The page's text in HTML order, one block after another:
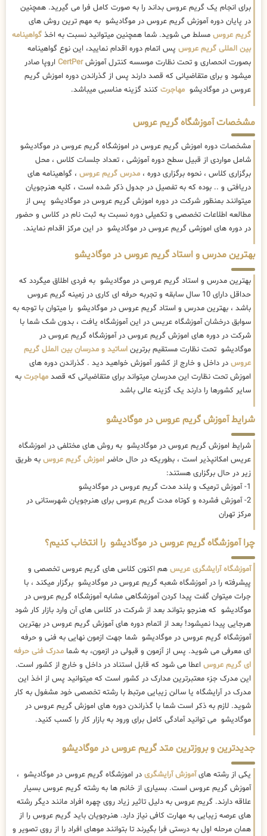
برای انجام یک گریم عروس بداند را به صورت کامل فرا می گیرید. همچنین
در پایان دوره آموزش گریم عروس در موگادیشو به مهم ترین روش های
گریم عروس مسلط می شوید. شما همچنین میتوانید نسبت به اخذ گواهینامه
بین المللی گریم عروس پس اتمام دوره اقدام نمایید، این نوع گواهینامه
بصورت انحصاری و تحت نظارت موسسه کنترل آموزشCertPer اروپا صادر
میشود و برای متقاضیانی که قصد دارند پس از گذراندن دوره اموزش گریم
عروس در موگادیشو مهاجرت کنند گزینه مناسبی میباشد.
مشخصات آموزشگاه گریم عروس
مشخصات دوره اموزش گریم عروس در اموزشگاه گریم عروس در موگادیشو
شامل مواردی از قبیل سطح دوره آموزشی ، تعداد جلسات کلاس ، محل
برگزاری کلاس ، نحوه برگزاری دوره ، مدرس گریم عروس ، گواهینامه های
دریافتی و .. بوده که به تفصیل در جدول ذکر شده است ، کلیه هنرجویان
میتوانند بمنظور شرکت در دوره اموزش گریم عروس در موگادیشو پس از
مطالعه اطلاعات تخصصی و تکمیلی دوره نسبت به ثبت نام در کلاس و حضور
در دوره های اموزشی گریم عروس در موگادیشو در این مرکز اقدام نمایند.
بهترین مدرس و استاد گریم عروس در موگادیشو
بهترین مدرس و استاد گریم عروس در موگادیشو به فردی اطلاق میگردد که
حداقل دارای 10 سال سابقه و تجربه حرفه ای کاری در زمینه گریم عروس
باشد ، بهترین مدرس و استاد گریم عروس در موگادیشو را میتوان با توجه به
سوابق درخشان آموزشگاه عریس در این آموزشگاه یافت ، بدون شک شما با
شرکت در دوره های اموزش گریم عروس در آموزشگاه گریم عروس در
موگادیشو تحت نظارت مستقیم برترین اساتید و مدرسان بین الملل گریم
عروس در داخل و خارج از کشور آموزش خواهید دید . گذراندن دوره های
اموزش تحت نظارت این مدرسان میتواند برای متقاضیانی که قصد مهاجرت به
سایر کشورها را دارند یک گزینه عالی باشد
شرایط آموزش گریم عروس در موگادیشو
شرایط اموزش گریم عروس در موگادیشو به روش های مختلفی در اموزشگاه
عریس امکانپذیر است ، بطوریکه در حال حاضر اموزش گریم عروس به طریق
زیر در حال برگزاری هستند:
1- آموزش ترمیک و بلند مدت گریم عروس در موگادیشو
2- آموزش فشرده و کوتاه مدت گریم عروس برای هنرجویان شهرستانی در
مرکز تهران
چرا آموزشگاه گریم عروس در موگادیشو را انتخاب کنیم؟
آموزشگاه آرایشگری عریس هم اکنون کلاس های گریم عروس تخصصی و
پیشرفته را در آموزشگاه شعبه گریم عروس در موگادیشو برگزار میکند ، با
جرات میتوان گفت پیدا کردن آموزشگاهی مشابه آموزشگاه گریم عروس در
موگادیشو که هنرجو بتواند بعد از شرکت در کلاس های آن وارد بازار کار شود
هرجایی پیدا نمیشود! بعد از اتمام دوره های آموزش گریم عروس در بهترین
آموزشگاه گریم عروس در موگادیشو شما جهت ازمون نهایی به فنی و حرفه
ای معرفی می شوید. پس از آزمون و قبولی در ازمون، به شما مدرک فنی حرفه
ای گریم عروس اعطا می شود که قابل استناد در داخل و خارج از کشور است.
این مدرک جزء معتبرترین مدارک در کشور است که میتوانید پس از اخذ این
مدرک در آرایشگاه یا سالن زیبایی مرتبط با رشته تخصصی خود مشغول به کار
شوید. لازم به ذکر است شما با گذراندن دوره های اموزش گریم عروس در
موگادیشو می توانید آمادگی کامل برای ورود به بازار کار را کسب کنید.
جدیدترین و بروزترین متد گریم عروس در موگادیشو
یکی از رشته هایآموزش آرایشگری در اموزشگاه گریم عروس در موگادیشو ،
آموزش گریم عروس است. بسیاری از خانم ها به رشته گریم عروس بسیار
علاقه دارند. گریم عروس به دلیل تاثیر زیاد روی چهره افراد مانند دیگر رشته
های عرصه زیبایی به مهارت کافی نیاز دارد. هنرجویان باید گریم عروس را از
همان مرحله اول به درستی فرا بگیرند تا بتوانند موهای افراد را از روی تصویر و